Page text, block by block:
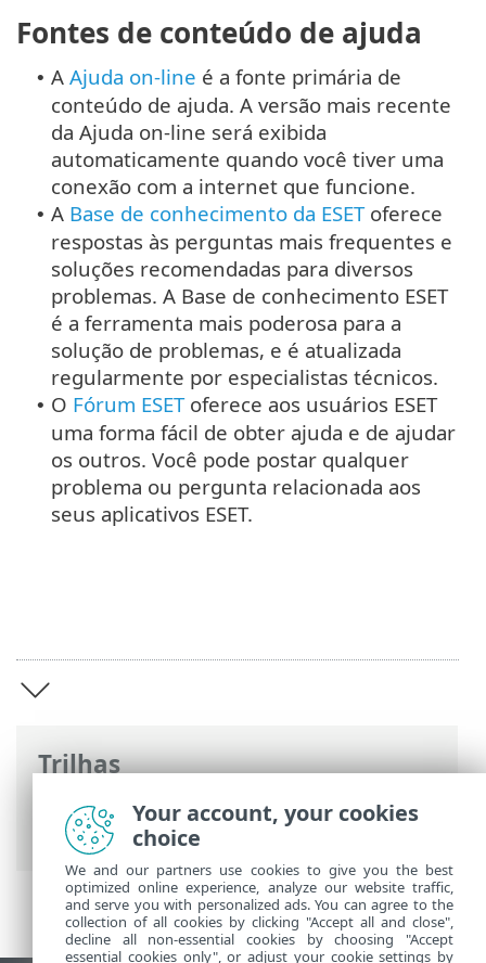
Trilhas
Ajuda on-line ESET>ESET LiveGuard
Advanced
>Introdução
Fontes de conteúdo de ajuda
• A Ajuda on-line é a fonte primária de
conteúdo de ajuda. A versão mais recente
da Ajuda on-line será exibida
automaticamente quando você tiver uma
conexão com a internet que funcione.
• A Base de conhecimento da ESEToferece
respostas às perguntas mais frequentes e
soluções recomendadas para diversos
problemas. A Base de conhecimento ESET
é a ferramenta mais poderosa para a
solução de problemas, e é atualizada
regularmente por especialistas técnicos.
• O Fórum ESEToferece aos usuários ESET
uma forma fácil de obter ajuda e de ajudar
os outros. Você pode postar qualquer
problema ou pergunta relacionada aos
seus aplicativos ESET.
Your account, your cookies
choice
We and our partners use cookies to give you the best
optimized online experience, analyze our website traffic,
and serve you with personalized ads. You can agree to the
collection of all cookies by clicking "Accept all and close",
decline all non-essential cookies by choosing "Accept
essential cookies only", or adjust your cookie settings by